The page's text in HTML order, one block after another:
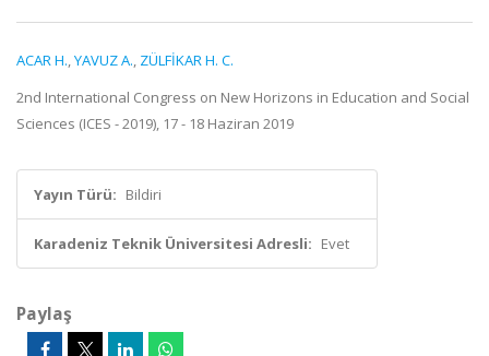
ACAR H.,YAVUZ A., ZÜLFİKAR H. C.
2nd International Congress on New Horizons in Education and Social
Sciences (ICES - 2019), 17 - 18 Haziran 2019
Yayın Türü: Bildiri
Karadeniz Teknik Üniversitesi Adresli: Evet
Paylaş